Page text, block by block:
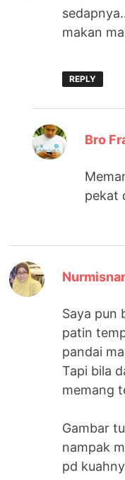
makan
REPLY
Bro
pekat
Saya pun
patin
pandai
Tapi bila
memang
Gambar
nampak
pd